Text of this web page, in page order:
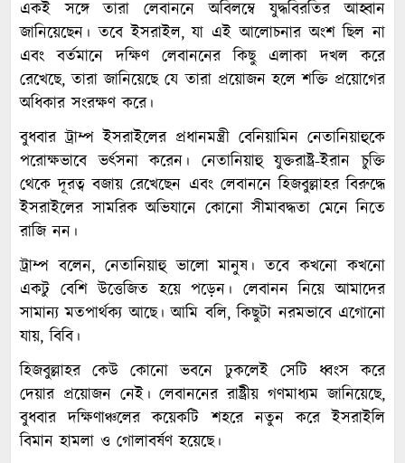
একই সঙ্গে তারা লেবাননে অবিলম্বে যুদ্ধবিরতির আহ্বান
জানিয়েছেন। তবে ইসরাইল, যা এই আলোচনার অংশ ছিল না
এবং বর্তমানে দক্ষিণ লেবাননের কিছু এলাকা দখল করে
রেখেছে, তারা জানিয়েছে যে তারা প্রয়োজন হলে শক্তি প্রয়োগের
অধিকার সংরক্ষণ করে।
বুধবার ট্রাম্প ইসরাইলের প্রধানমন্ত্রী বেনিয়ামিন নেতানিয়াহুকে
পরোক্ষভাবে ভর্ৎসনা করেন। নেতানিয়াহু যুক্তরাষ্ট্র-ইরান চুক্তি
থেকে দূরত্ব বজায় রেখেছেন এবং লেবাননে হিজবুল্লাহর বিরুদ্ধে
ইসরাইলের সামরিক অভিযানে কোনো সীমাবদ্ধতা মেনে নিতে
রাজি নন।
ট্রাম্প বলেন, নেতানিয়াহু ভালো মানুষ। তবে কখনো কখনো
একটু বেশি উত্তেজিত হয়ে পড়েন। লেবানন নিয়ে আমাদের
সামান্য মতপার্থক্য আছে। আমি বলি, কিছুটা নরমভাবে এগোনো
যায়, বিবি।
হিজবুল্লাহর কেউ কোনো ভবনে ঢুকলেই সেটি ধ্বংস করে
দেয়ার প্রয়োজন নেই। লেবাননের রাষ্ট্রীয় গণমাধ্যম জানিয়েছে,
বুধবার দক্ষিণাঞ্চলের কয়েকটি শহরে নতুন করে ইসরাইলি
বিমান হামলা ও গোলাবর্ষণ হয়েছে।